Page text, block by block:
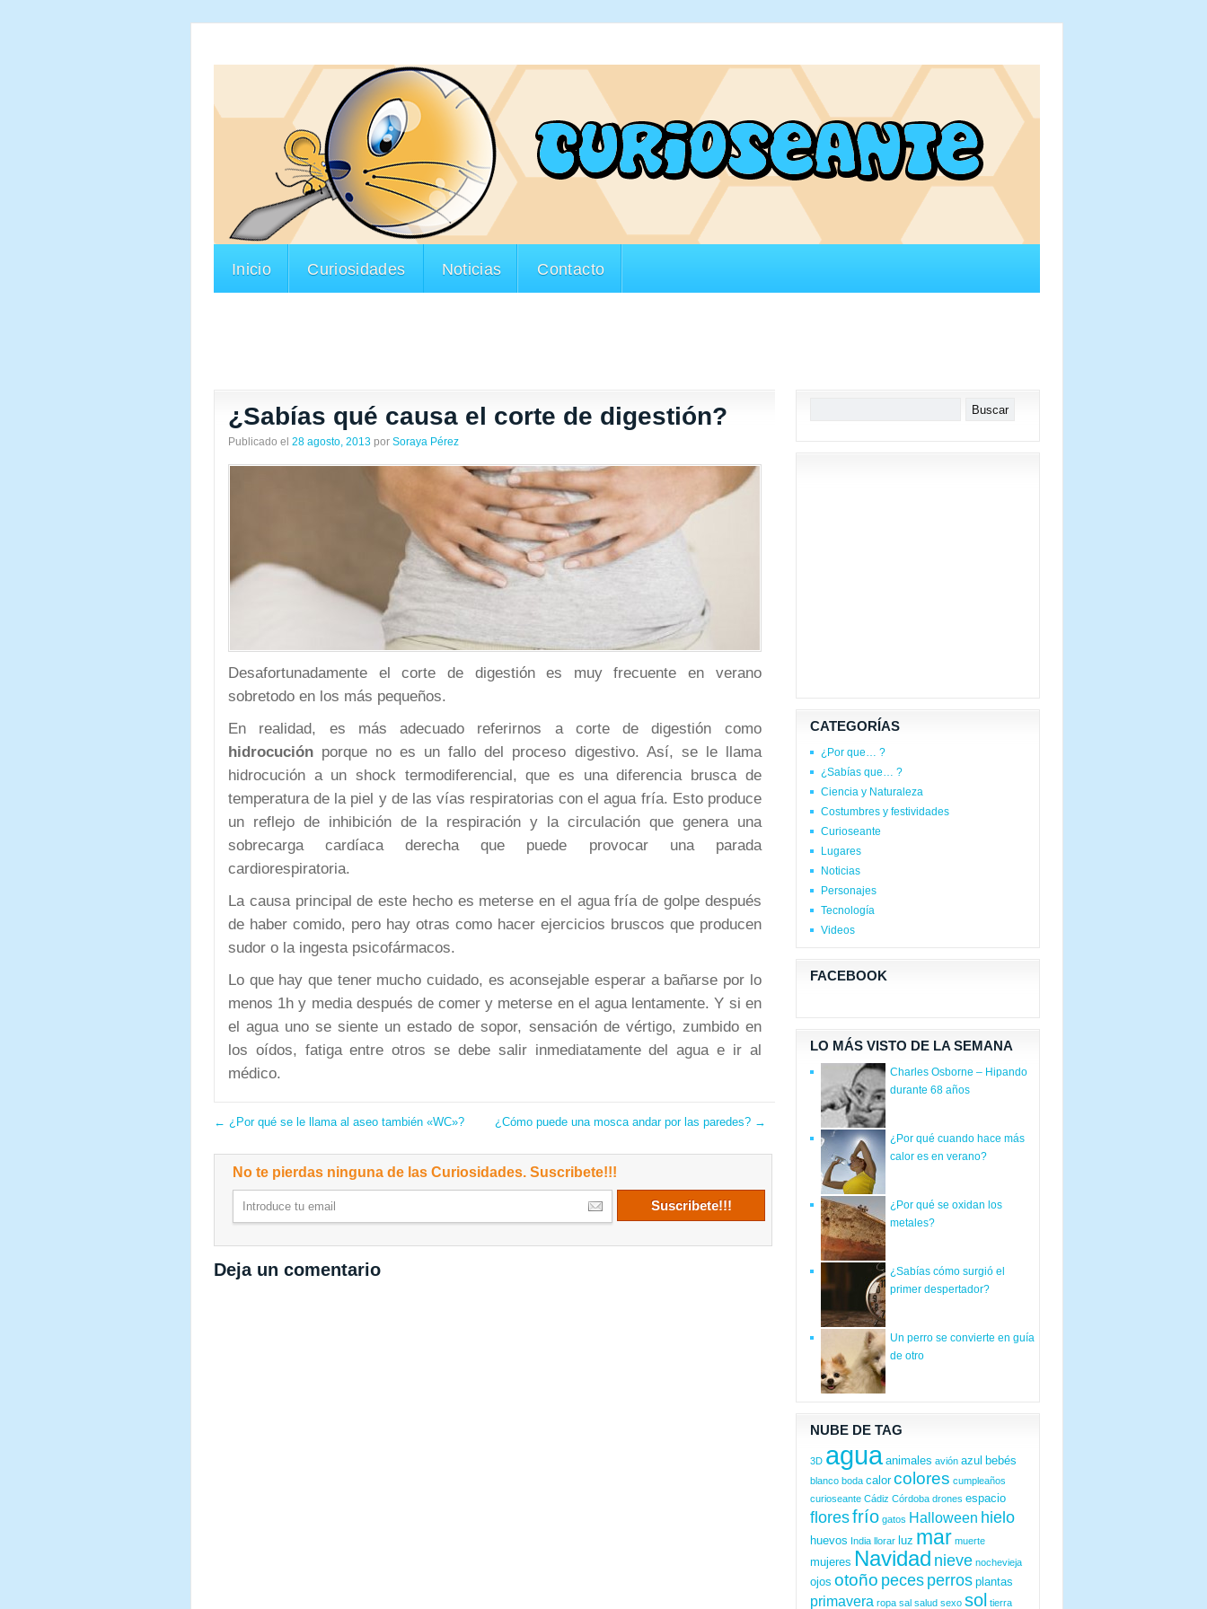
Inicio Curiosidades Noticias Contacto
¿Sabías qué causa el corte de digestión?
Publicado el 28 agosto, 2013 por Soraya Pérez
Desafortunadamente el corte de digestión es muy frecuente en verano
sobretodo en los más pequeños.
En realidad, es más adecuado referirnos a corte de digestión como
hidrocución porque no es un fallo del proceso digestivo. Así, se le llama
hidrocución a un shock termodiferencial, que es una diferencia brusca de
temperatura de la piel y de las vías respiratorias con el agua fría. Esto produce
un reflejo de inhibición de la respiración y la circulación que genera una
sobrecarga cardíaca derecha que puede provocar una parada
cardiorespiratoria.
La causa principal de este hecho es meterse en el agua fría de golpe después
de haber comido, pero hay otras como hacer ejercicios bruscos que producen
sudor o la ingesta psicofármacos.
Lo que hay que tener mucho cuidado, es aconsejable esperar a bañarse por lo
menos 1h y media después de comer y meterse en el agua lentamente. Y si en
el agua uno se siente un estado de sopor, sensación de vértigo, zumbido en
los oídos, fatiga entre otros se debe salir inmediatamente del agua e ir al
médico.
← ¿Por qué se le llama al aseo también «WC»? ¿Cómo puede una mosca andar por las paredes? →
No te pierdas ninguna de las Curiosidades. Suscribete!!!
Deja un comentario
CATEGORÍAS
¿Por que… ?
¿Sabías que… ?
Ciencia y Naturaleza
Costumbres y festividades
Curioseante
Lugares
Noticias
Personajes
Tecnología
Videos
FACEBOOK
LO MÁS VISTO DE LA SEMANA
Charles Osborne – Hipando
durante 68 años
¿Por qué cuando hace más
calor es en verano?
¿Por qué se oxidan los
metales?
¿Sabías cómo surgió el
primer despertador?
Un perro se convierte en guía
de otro
NUBE DE TAG
3D agua animales avión azul bebés
blanco boda calor colores cumpleaños
curioseante Cádiz Córdoba drones espacio
floresfrío gatos Halloween hielo
huevos India llorar luz mar muerte
mujeres Navidad nieve nochevieja
ojos otoño peces perros plantas
primavera ropa sal salud sexo sol tierra